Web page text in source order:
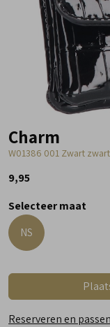
Charm
W01386 001 Zwart zwart
9,95
Selecteer maat
NS
Reserveren en